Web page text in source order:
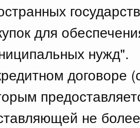
для
нужд".
договоре
не